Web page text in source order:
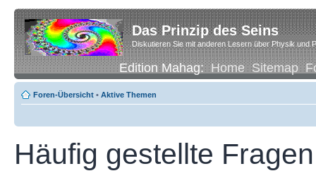
Das Prinzip des Seins
Diskutieren Sie mit anderen Lesern über Physik und
Edition Mahag:Home Sitemap
Foren-Übersicht • Aktive Themen
Häufig gestellte Fragen